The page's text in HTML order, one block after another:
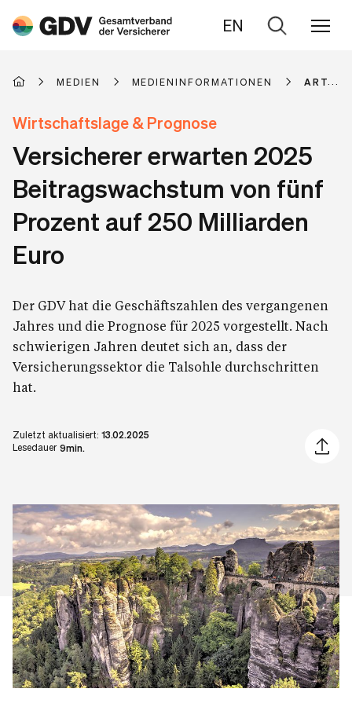
EN
Zur
MEDIEN MEDIENINFORMATIONEN
Wirtschaftslage & Prognose
Versicherer erwarten 2025
Beitragswachstum von fünf
Prozent auf 250 Milliarden
Euro
Der GDV hat die Geschäftszahlen des vergangenen
Jahres und die Prognose für 2025 vorgestellt. Nach
schwierigen Jahren deutet sich an, dass der
Versicherungssektor die Talsohle durchschritten
hat.
Zuletzt aktualisiert: 13.02.2025
Lesedauer 9min.
Artikel